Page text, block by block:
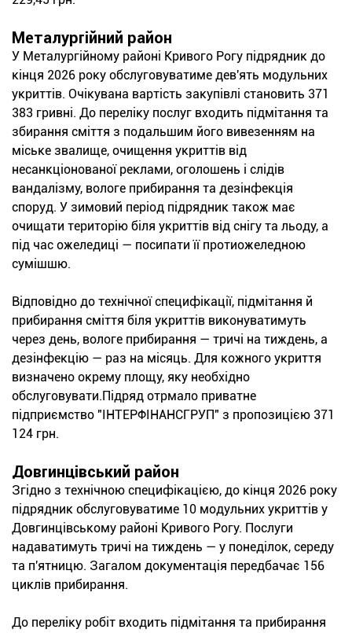
Металургійний район
У Металургійному районі Кривого Рогу підрядник до
кінця 2026 року обслуговуватиме дев'ять модульних
укриттів. Очікувана вартість закупівлі становить 371
383 гривні. До переліку послуг входить підмітання та
збирання сміття з подальшим його вивезенням на
міське звалище, очищення укриттів від
несанкціонованої реклами, оголошень і слідів
вандалізму, вологе прибирання та дезінфекція
споруд. У зимовий період підрядник також має
очищати територію біля укриттів від снігу та льоду, а
під час ожеледиці — посипати її протиожеледною
сумішшю.
Відповідно до технічної специфікації, підмітання й
прибирання сміття біля укриттів виконуватимуть
через день, вологе прибирання — тричі на тиждень, а
дезінфекцію — раз на місяць. Для кожного укриття
визначено окрему площу, яку необхідно
обслуговувати.Підряд отрмало приватне
підприємство "ІНТЕРФІНАНСГРУП" з пропозицією 371
124 грн.
Довгинцівський район
Згідно з технічною специфікацією, до кінця 2026 року
підрядник обслуговуватиме 10 модульних укриттів у
Довгинцівському районі Кривого Рогу. Послуги
надаватимуть тричі на тиждень — у понеділок, середу
та п'ятницю. Загалом документація передбачає 156
циклів прибирання.
До переліку робіт входить підмітання та прибирання